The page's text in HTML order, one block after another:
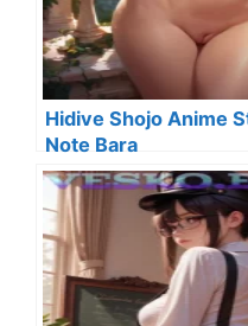
Hidive Shojo Anime
Note Bara